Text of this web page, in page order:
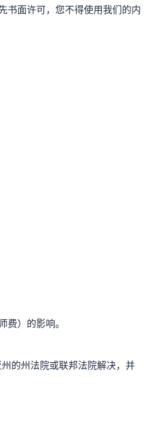
书面许可，您不得使用我们的内
）的影响。
的州法院或联邦法院解决，并